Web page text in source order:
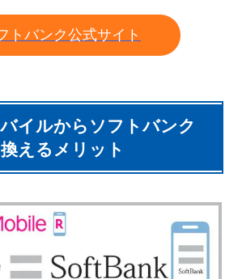
トバンク公式サイト
イルからソフトバンク
えるメリット